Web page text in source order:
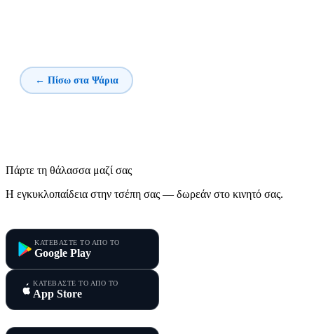
← Πίσω στα Ψάρια
Πάρτε τη θάλασσα μαζί σας
Η εγκυκλοπαίδεια στην τσέπη σας — δωρεάν στο κινητό σας.
ΚΑΤΕΒΑΣΤΕ ΤΟ ΑΠΟ ΤΟ
Google Play
ΚΑΤΕΒΑΣΤΕ ΤΟ ΑΠΟ ΤΟ
App Store